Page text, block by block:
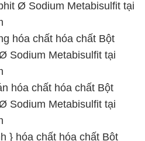
Sodium Metabisulfit tại
– CÔNG TY HÓA CHẤT